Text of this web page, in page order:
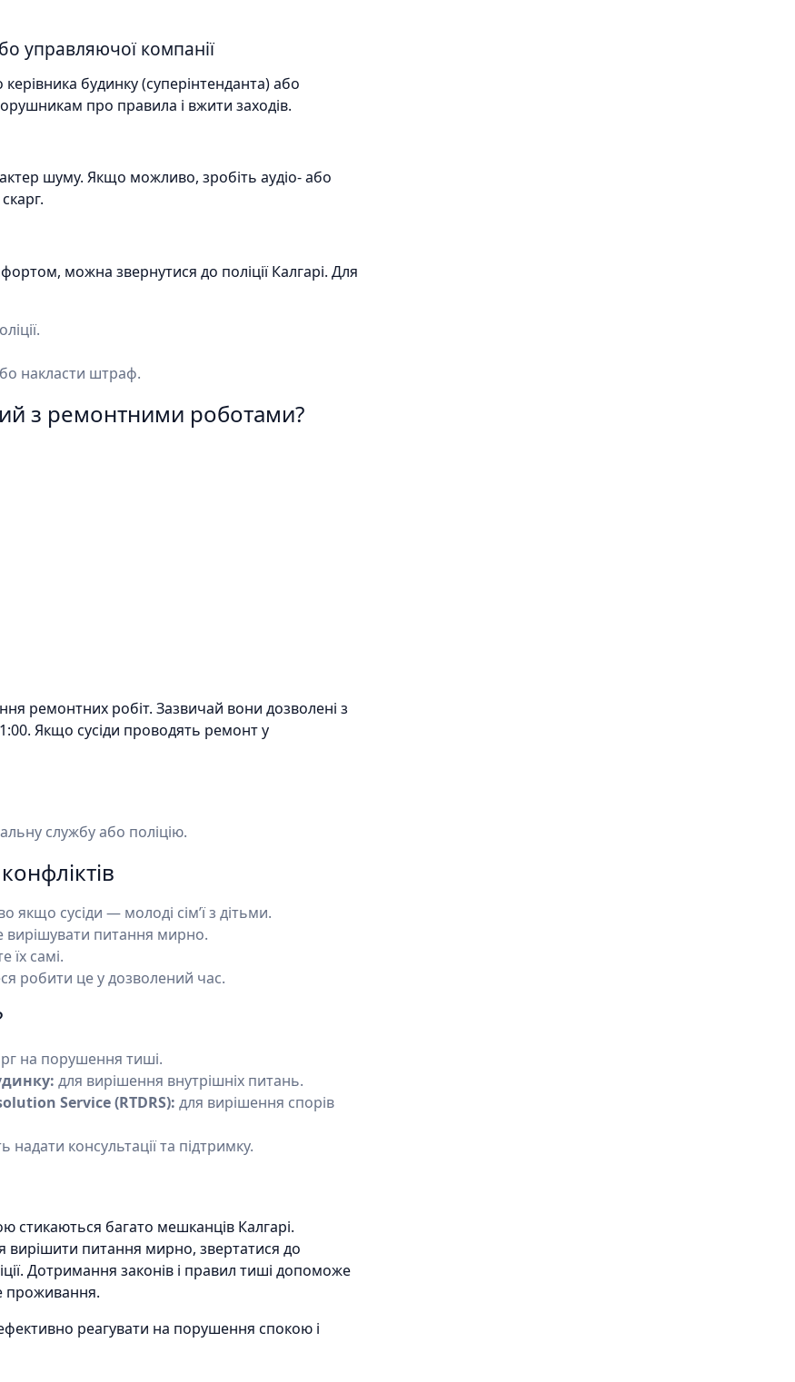
управляючої компанії
будинку (суперінтенданта) або
про правила і вжити заходів.
шуму. Якщо можливо, зробіть аудіо- або
можна звернутися до поліції Калгарі. Для
накласти штраф.
з ремонтними роботами?
ремонтних робіт. Зазвичай вони дозволені з
Якщо сусіди проводять ремонт у
службу або поліцію.
якщо сусіди — молоді сім’ї з дітьми.
вирішувати питання мирно.
їх самі.
робити це у дозволений час.
на порушення тиші.
для вирішення внутрішніх питань.
Service (RTDRS): для вирішення спорів
надати консультації та підтримку.
багато мешканців Калгарі.
вирішити питання мирно, звертатися до
Дотримання законів і правил тиші допоможе
проживання.
реагувати на порушення спокою і